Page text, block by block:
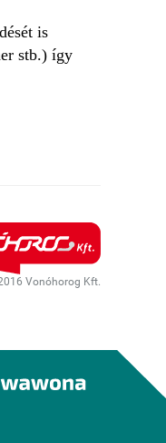
is
stb.) így
Vonóhorog Kft.